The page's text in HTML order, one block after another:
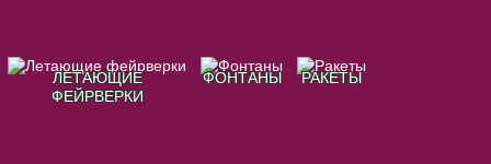
ЛЕТАЮЩИЕ
ФЕЙРВЕРКИ
ФОНТАНЫ РАКЕТЫ